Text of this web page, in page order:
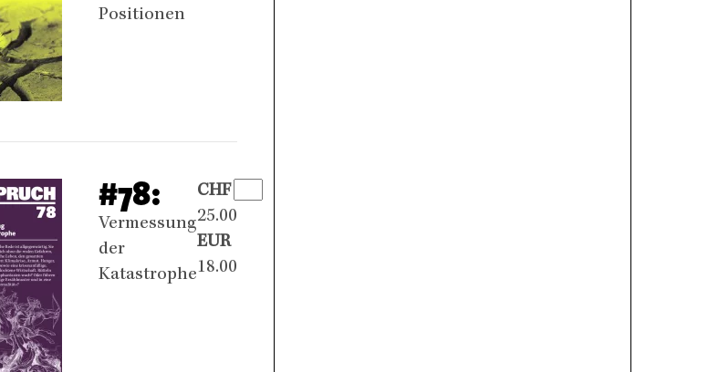
Positionen
#78:
Vermessung
der
Katastrophe
CHF
25.00
EUR
18.00